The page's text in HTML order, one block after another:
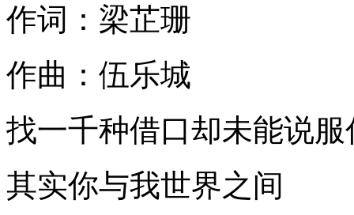
作词：梁芷珊
作曲：伍乐城
找一千种借口却未能说服
其实你与我世界之间